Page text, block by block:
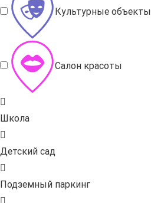
Культурные объекты
Салон красоты
Школа
Детский сад
Подземный паркинг